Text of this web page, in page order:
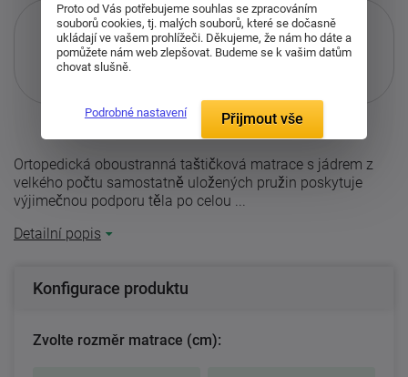
Pouze při nákupu přes ketyban.cz
Ortopedická oboustranná taštičková matrace s jádrem z
velkého počtu samostatně uložených pružin poskytuje
výjimečnou podporu těla po celou ...
Detailní popis
Konfigurace produktu
Zvolte rozměr matrace (cm):
Proto od Vás potřebujeme souhlas se zpracováním
souborů cookies, tj. malých souborů, které se dočasně
ukládají ve vašem prohlížeči. Děkujeme, že nám ho dáte a
pomůžete nám web zlepšovat. Budeme se k vašim datům
chovat slušně.
Podrobné nastavení Přijmout vše